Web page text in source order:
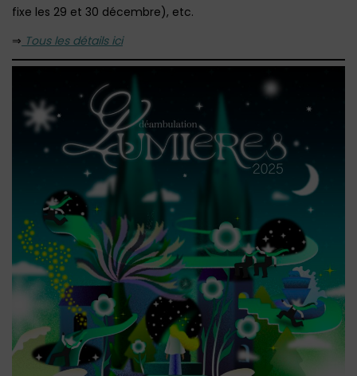
fixe les 29 et 30 décembre), etc.
⇒ Tous les détails ici